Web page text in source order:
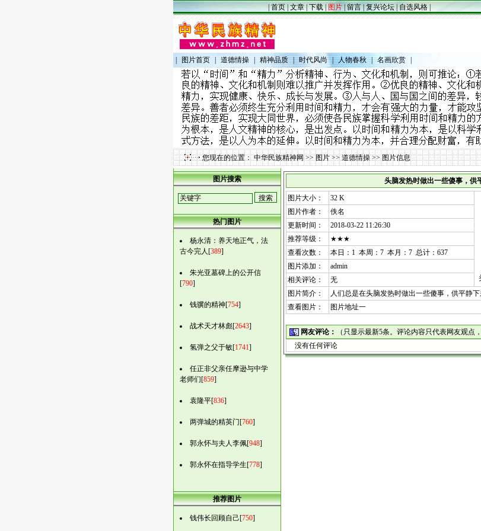
|首页|文章|下载| 图片|留言|复兴论坛 |自选风格
图片首页 道德情操 精神品质 时代风尚 人物春秋 名画欣赏
您现在的位置：中华民族精神网>>图片>>道德情操>> 图片信息
图片搜索
热门图片
杨永清：养天地正气，法
古今完人[389]
朱光亚墓碑上的公开信
[790]
钱骥的精神[754]
战术天才林彪[2643]
氢弹之父于敏[1741]
任正非父亲任摩逊与中学
老师们[859]
袁隆平[836]
两弹城的精英门[760]
郭永怀与夫人李佩[948]
郭永怀在指导学生[778]
推荐图片
钱伟长回顾自己[750]
头脑发热时做出一些傻事，供
图片大小： 32 K
图片作者：
佚名
更新时间：
2018-03-22 11:26:30
推荐等级：
★★★
查看次数：
本日：1 本周：7 本月：7 总计：637
图片添加：
admin
相关评论：
无
图片简介：
人们总是在头脑发热时做出一些傻事，供平静下
查看图片：
图片地址一
网友评论： （只显示最新5条。评论内容只代表网友观点
没有任何评论